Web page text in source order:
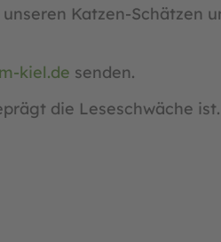
Katzen-Schätzen
kiel.de senden.
die Leseschwäche ist.